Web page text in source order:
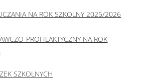
NA ROK SZKOLNY 2025/2026
PROFILAKTYCZNY NA ROK
SZKOLNYCH